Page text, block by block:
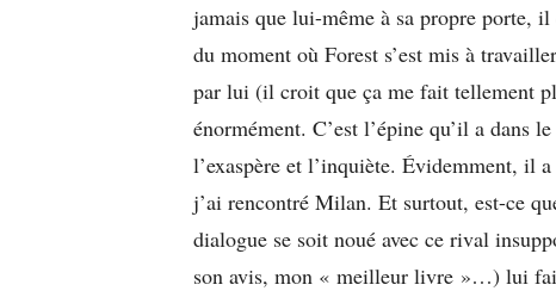
jamais que lui-même à sa propre porte,
du moment où Forest s’est mis à
par lui (il croit que ça me fait tellement
énormément. C’est l’épine qu’il a dans
l’exaspère et l’inquiète. Évidemment, il
j’ai rencontré Milan. Et surtout, est-ce
dialogue se soit noué avec ce rival
son avis, mon « meilleur livre »…) lui